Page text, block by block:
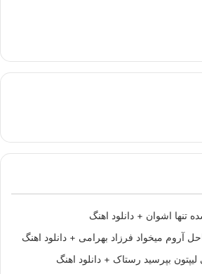
اشوان + دانلود اهنگ
آروم میخواد فرزاد بهرامی + دانلود اهنگ
لیپتون بپرسید رستاک + دانلود اهنگ